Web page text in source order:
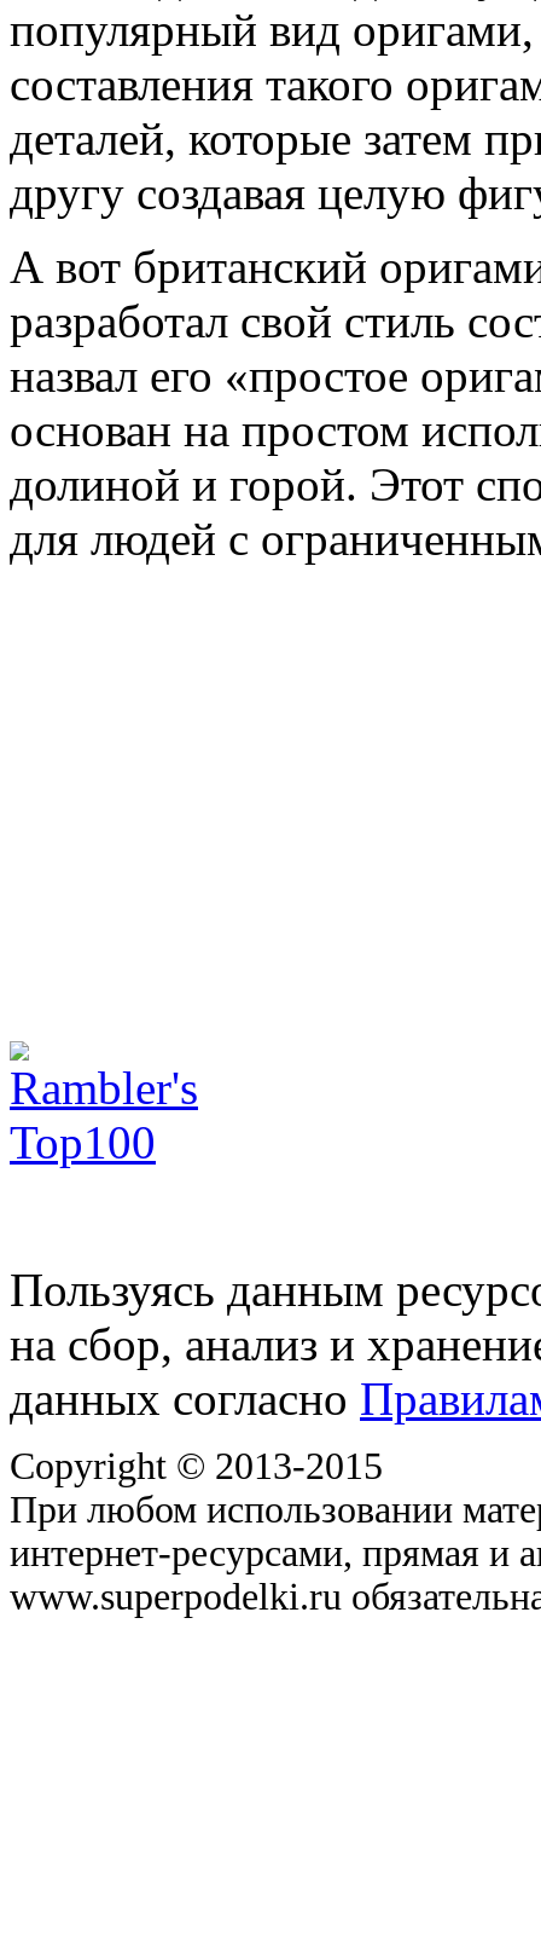
популярный вид
составления такого
деталей, которые затем
другу создавая целую
А вот британский
разработал свой стиль
назвал его «простое
основан на простом
долиной и горой. Этот
для людей с
Пользуясь данным
на сбор, анализ и
данных согласно
Copyright © 2013-2015
При любом использовании
интернет-ресурсами, прямая и
www.superpodelki.ru